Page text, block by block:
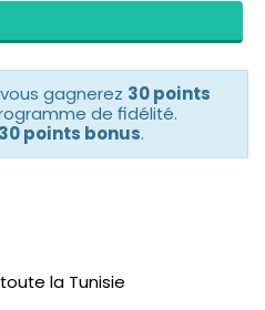
gagnerez 30 points
de fidélité.
30 points bonus.
la Tunisie